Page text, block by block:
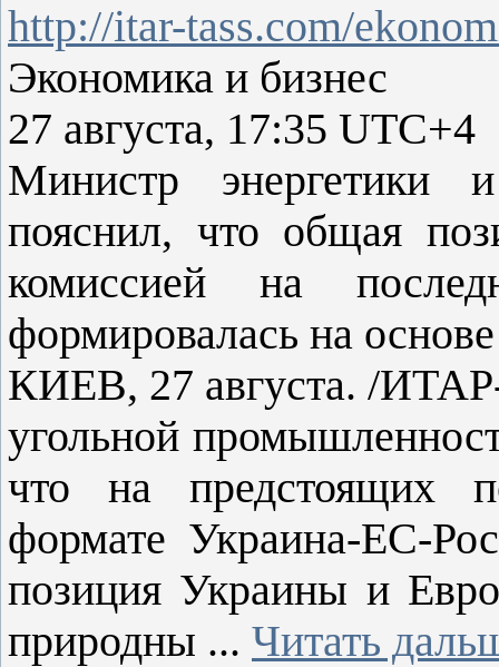
http://itar-tass.com/
Экономика и бизнес
27 августа, 17:35 UTC+4
Министр энергетики
пояснил, что общая
комиссией на
формировалась на
КИЕВ, 27 августа. /
угольной
что на предстоящих
формате Украина-ЕС-
позиция Украины и
природны ... Читать